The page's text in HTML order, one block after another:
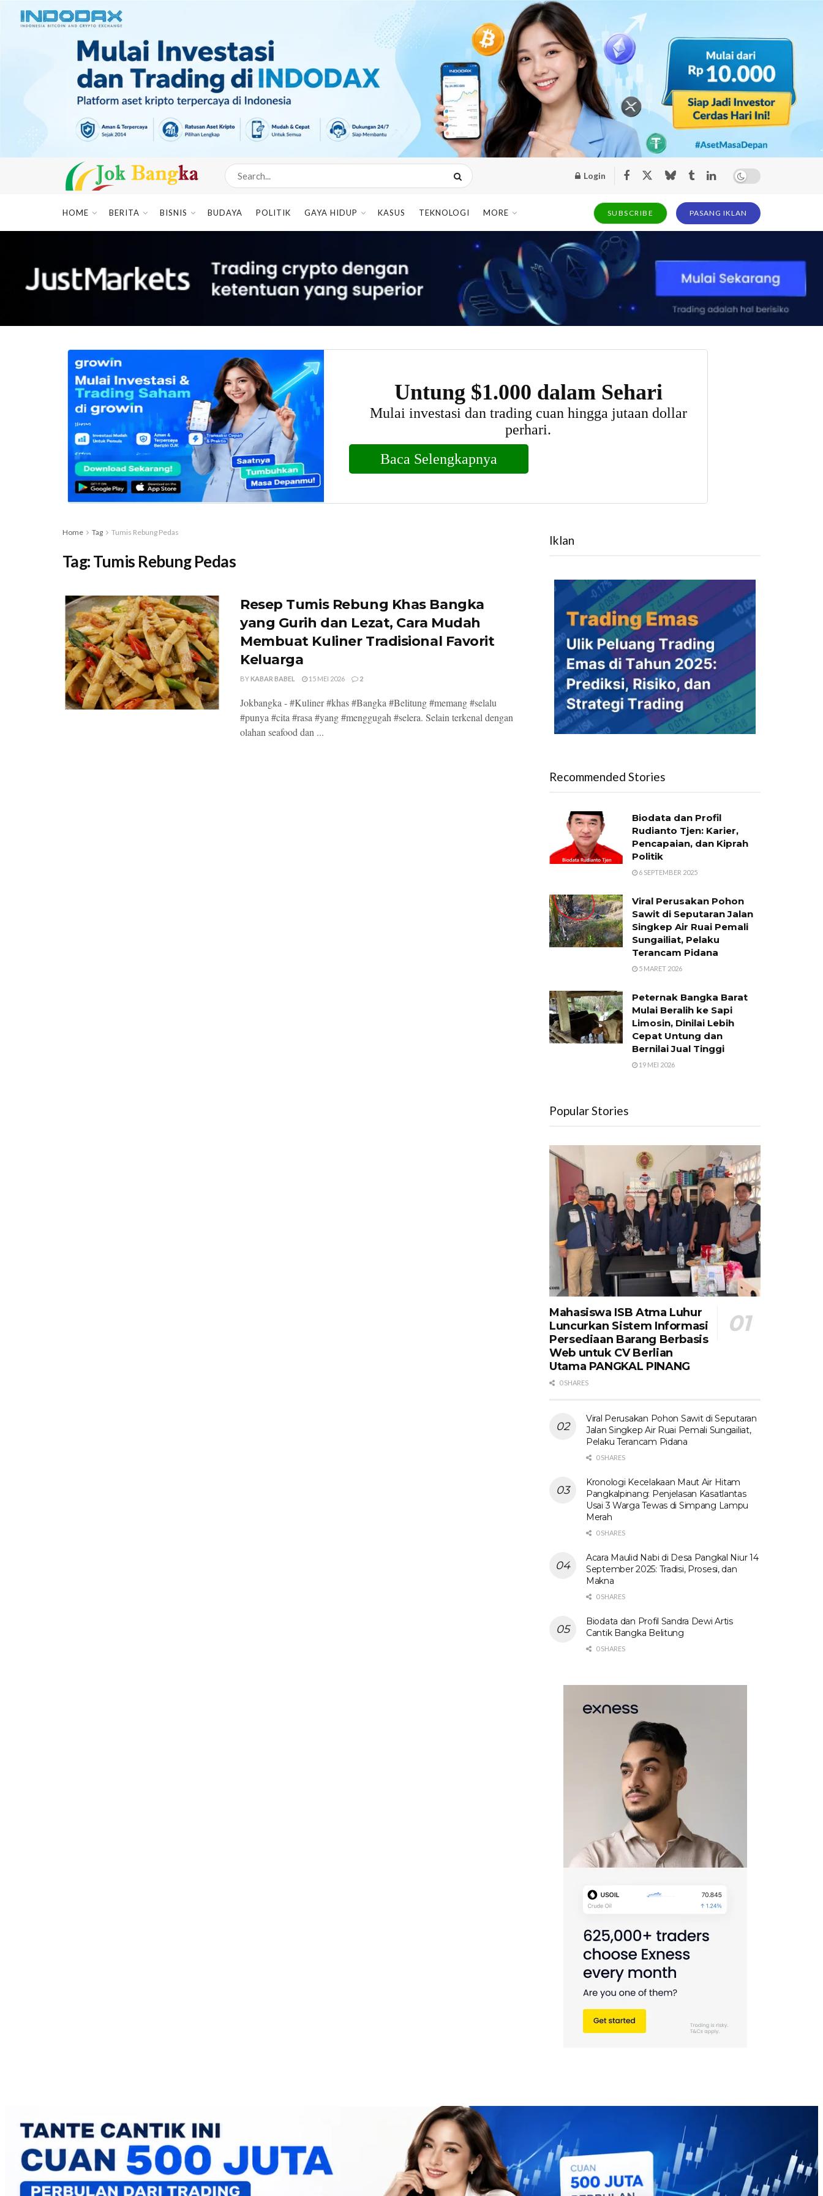
Login
HOME BERITA BISNIS BUDAYA POLITIK GAYA HIDUP KASUS TEKNOLOGI MORE SUBSCRIBE PASANG IKLAN
Home Tag Tumis Rebung Pedas
Tag:Tumis Rebung Pedas
Resep Tumis Rebung Khas Bangka
yang Gurih dan Lezat, Cara Mudah
Membuat Kuliner Tradisional Favorit
Keluarga
BYKABAR BABEL 15 MEI 2026 2
Jokbangka - #Kuliner #khas #Bangka #Belitung #memang #selalu
#punya #cita #rasa #yang #menggugah #selera. Selain terkenal dengan
olahan seafood dan ...
Iklan
Recommended Stories
Biodata dan Profil
Rudianto Tjen: Karier,
Pencapaian, dan Kiprah
Politik
6 SEPTEMBER 2025
Viral Perusakan Pohon
Sawit di Seputaran Jalan
Singkep Air Ruai Pemali
Sungailiat, Pelaku
Terancam Pidana
5 MARET 2026
Peternak Bangka Barat
Mulai Beralih ke Sapi
Limosin, Dinilai Lebih
Cepat Untung dan
Bernilai Jual Tinggi
19 MEI 2026
Popular Stories
Mahasiswa ISB Atma Luhur
Luncurkan Sistem Informasi
Persediaan Barang Berbasis
Web untuk CV Berlian
Utama​ PANGKAL PINANG
0 SHARES
Viral Perusakan Pohon Sawit di Seputaran
Jalan Singkep Air Ruai Pemali Sungailiat,
Pelaku Terancam Pidana
0 SHARES
Kronologi Kecelakaan Maut Air Hitam
Pangkalpinang: Penjelasan Kasatlantas
Usai 3 Warga Tewas di Simpang Lampu
Merah
0 SHARES
Acara Maulid Nabi di Desa Pangkal Niur 14
September 2025: Tradisi, Prosesi, dan
Makna
0 SHARES
Biodata dan Profil Sandra Dewi Artis
Cantik Bangka Belitung
0 SHARES